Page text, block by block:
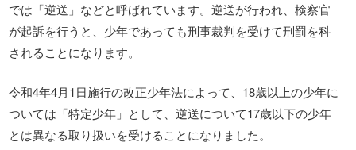
では「逆送」などと呼ばれています。逆送が行われ、検察官
が起訴を行うと、少年であっても刑事裁判を受けて刑罰を科
されることになります。
令和4年4月1日施行の改正少年法によって、18歳以上の少年に
ついては「特定少年」として、逆送について17歳以下の少年
とは異なる取り扱いを受けることになりました。